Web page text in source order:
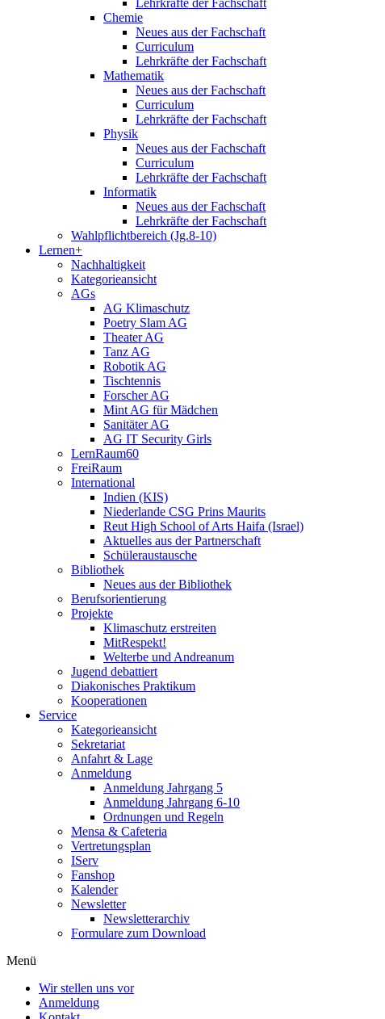
Lehrkräfte der Fachschaft
Chemie
Neues aus der Fachschaft
Curriculum
Lehrkräfte der Fachschaft
Mathematik
Neues aus der Fachschaft
Curriculum
Lehrkräfte der Fachschaft
Physik
Neues aus der Fachschaft
Curriculum
Lehrkräfte der Fachschaft
Informatik
Neues aus der Fachschaft
Lehrkräfte der Fachschaft
Wahlpflichtbereich (Jg.8-10)
Lernen+
Nachhaltigkeit
Kategorieansicht
AGs
AG Klimaschutz
Poetry Slam AG
Theater AG
Tanz AG
Robotik AG
Tischtennis
Forscher AG
Mint AG für Mädchen
Sanitäter AG
AG IT Security Girls
LernRaum60
FreiRaum
International
Indien (KIS)
Niederlande CSG Prins Maurits
Reut High School of Arts Haifa (Israel)
Aktuelles aus der Partnerschaft
Schüleraustausche
Bibliothek
Neues aus der Bibliothek
Berufsorientierung
Projekte
Klimaschutz erstreiten
MitRespekt!
Welterbe und Andreanum
Jugend debattiert
Diakonisches Praktikum
Kooperationen
Service
Kategorieansicht
Sekretariat
Anfahrt & Lage
Anmeldung
Anmeldung Jahrgang 5
Anmeldung Jahrgang 6-10
Ordnungen und Regeln
Mensa & Cafeteria
Vertretungsplan
IServ
Fanshop
Kalender
Newsletter
Newsletterarchiv
Formulare zum Download
Menü
Wir stellen uns vor
Anmeldung